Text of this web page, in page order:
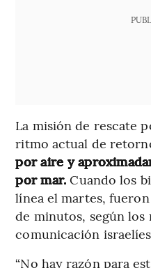
La misión de rescate
ritmo actual de
por aire y
por mar. Cuando los
línea el martes,
de minutos, según los
comunicación
“No hay razón para